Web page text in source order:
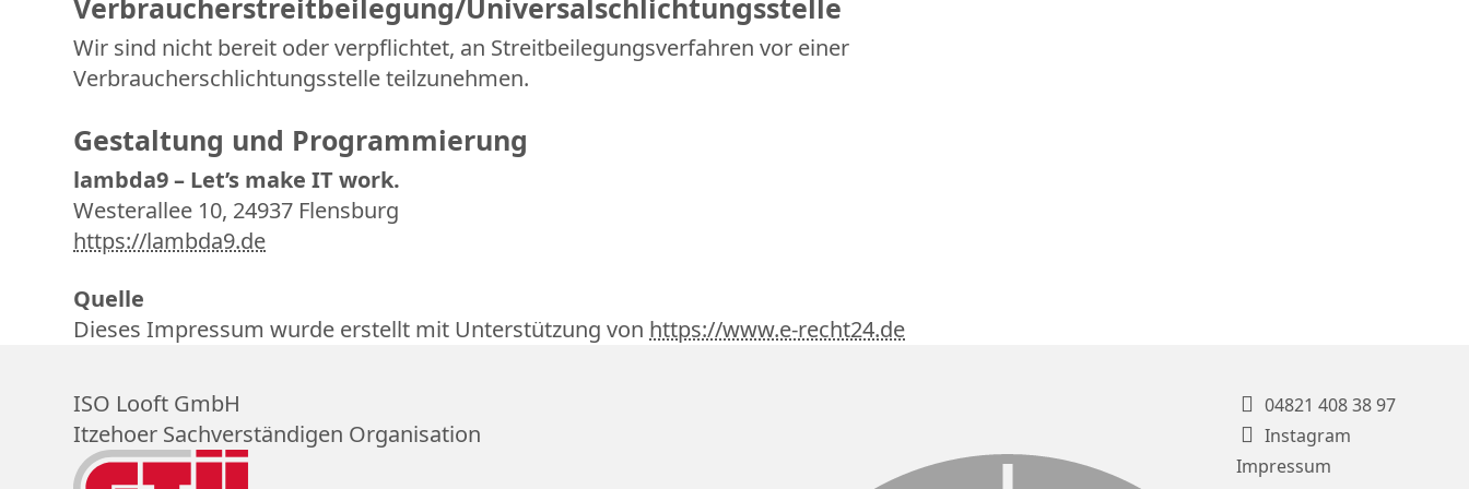
Verbraucherstreitbeilegung/Universalschlichtungsstelle
Wir sind nicht bereit oder verpflichtet, an Streitbeilegungsverfahren vor einer
Verbraucherschlichtungsstelle teilzunehmen.
Gestaltung und Programmierung
lambda9 – Let’s make IT work.
Westerallee 10, 24937 Flensburg
https://lambda9.de
Quelle
Dieses Impressum wurde erstellt mit Unterstützung von https://www.e-recht24.de
ISO Looft GmbH
Itzehoer Sachverständigen Organisation
04821 408 38 97
Instagram
Impressum